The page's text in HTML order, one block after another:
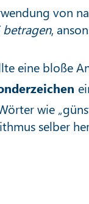
von
betragen,
eine bloße
wie
selber